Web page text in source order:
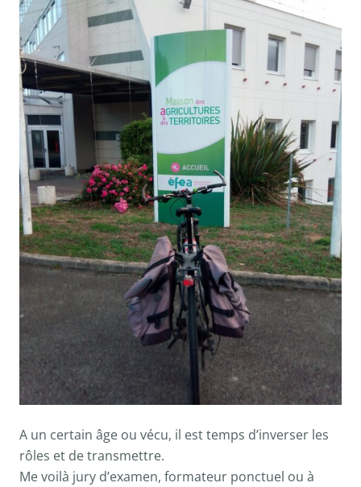
A un certain âge ou vécu, il est temps d’inverser les
rôles et de transmettre.
Me voilà jury d’examen, formateur ponctuel ou à